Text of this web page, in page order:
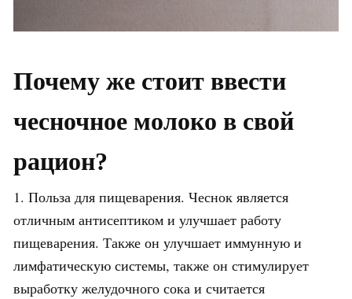
Почему же стоит ввести
чесночное молоко в свой
рацион?
1. Польза для пищеварения. Чеснок является
отличным антисептиком и улучшает работу
пищеварения. Также он улучшает иммунную и
лимфатическую системы, также он стимулирует
выработку желудочного сока и считается